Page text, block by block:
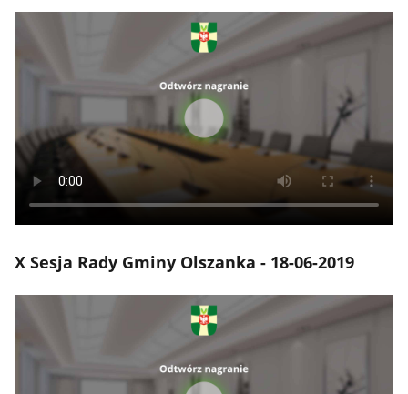
X Sesja Rady Gminy Olszanka - 18-06-2019